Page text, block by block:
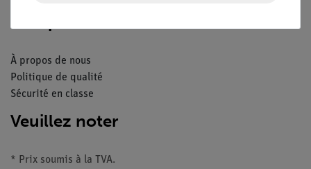
À propos de nous
Politique de qualité
Sécurité en classe
Veuillez noter
* Prix soumis à la TVA.